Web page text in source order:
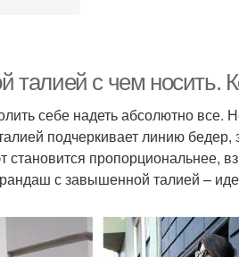
с чем носить.
себе надеть абсолютно все.
подчеркивает линию бедер,
становится пропорциональнее,
с завышенной талией –